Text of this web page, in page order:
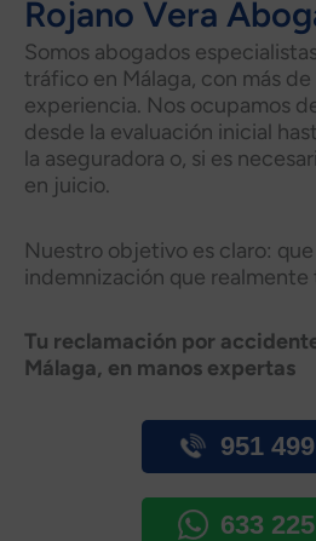
Rojano Vera
Somos abogados
tráfico en Málaga, con más
experiencia. Nos ocupamos
desde la evaluación inicial
la aseguradora o, si es
en juicio.
Nuestro objetivo es claro:
indemnización que
Tu reclamación por
Málaga, en manos expertas
951
633